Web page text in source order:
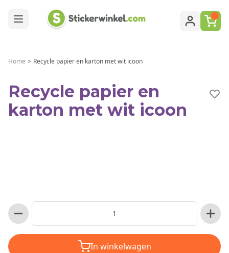
Home > Recycle papier en karton met wit icoon
Recycle papier en
karton met wit icoon
In winkelwagen